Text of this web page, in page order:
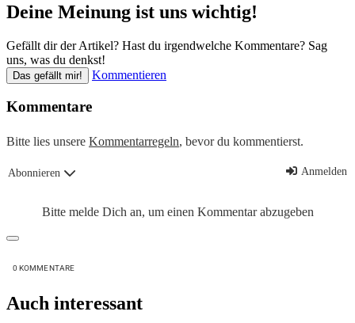
Deine Meinung ist uns wichtig!
Gefällt dir der Artikel? Hast du irgendwelche Kommentare? Sag
uns, was du denkst!
Das gefällt mir! Kommentieren
Kommentare
Bitte lies unsere Kommentarregeln, bevor du kommentierst.
Abonnieren Anmelden
Bitte melde Dich an, um einen Kommentar abzugeben
0 KOMMENTARE
Auch interessant